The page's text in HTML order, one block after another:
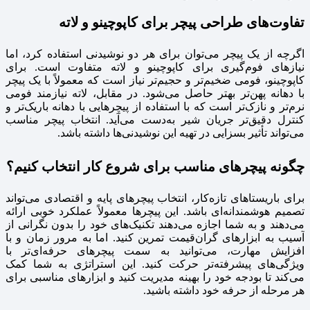
تفاوت‌های طراحی پیچر برای کاپوچینو و لاته
اگرچه از یک پیچر می‌توان برای هر دو نوشیدنی استفاده کرد، اما
نیازهای فوم‌گیری برای کاپوچینو و لاته متفاوت است. برای
کاپوچینو، فومی ضخیم‌تر و حجیم‌تر نیاز است که معمولاً با یک پیچر
با دهانه پهن‌تر بهتر حاصل می‌شود. در مقابل، لاته نیازمند فومی
نرم‌تر و نازک‌تر است که با استفاده از پیچرهایی با دهانه باریک‌تر و
کنترل دقیق‌تر جریان شیر به‌دست می‌آید. انتخاب پیچر مناسب
می‌تواند تأثیر بسزایی در تهیه این نوشیدنی‌ها داشته باشد.
چگونه پیچرهای مناسب برای شروع کار انتخاب کنیم؟
برای باریستاهای تازه‌کار، انتخاب پیچرهای پایه و اقتصادی می‌تواند
تصمیم هوشمندانه‌ای باشد. این پیچرها معمولاً عملکرد خوبی ارائه
می‌دهند و به شما اجازه می‌دهند تکنیک‌های خود را بدون نگرانی از
آسیب به ابزارهای گران‌قیمت تمرین کنید. اما به مرور زمان و با
افزایش مهارت، می‌توانید به سمت پیچرهای حرفه‌ای‌تر با
ویژگی‌های پیشرفته‌تر حرکت کنید. این استراتژی به شما کمک
می‌کند تا بودجه خود را بهینه مدیریت کنید و ابزارهای مناسبی برای
هر مرحله از حرفه خود داشته باشید.